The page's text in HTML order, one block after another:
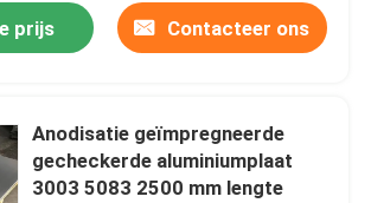
prijs Contacteer ons
Anodisatie geïmpregneerde
gecheckerde aluminiumplaat
3003 5083 2500 mm lengte